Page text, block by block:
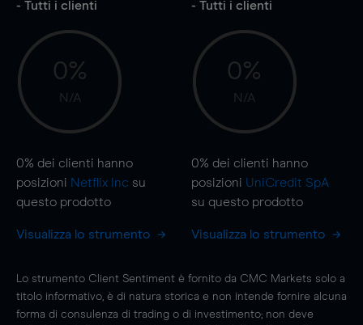
- Tutti i clienti
0%
N/A
0% dei clienti hanno
posizioni Netflix Inc su
questo prodotto
Visualizza lo strumento
- Tutti i clienti
0%
N/A
0% dei clienti hanno
posizioni UniCredit SpA
su questo prodotto
Visualizza lo strumento
Lo strumento Client Sentiment è fornito da CMC Markets solo a
titolo informativo, è di natura storica e non intende fornire alcuna
forma di consulenza di trading o di investimento; non deve